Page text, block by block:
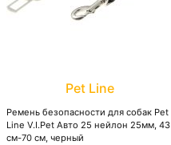
Pet Line
Ремень безопасности для собак Pet
Line V.I.Pet Авто 25 нейлон 25мм, 43
см-70 см, черный